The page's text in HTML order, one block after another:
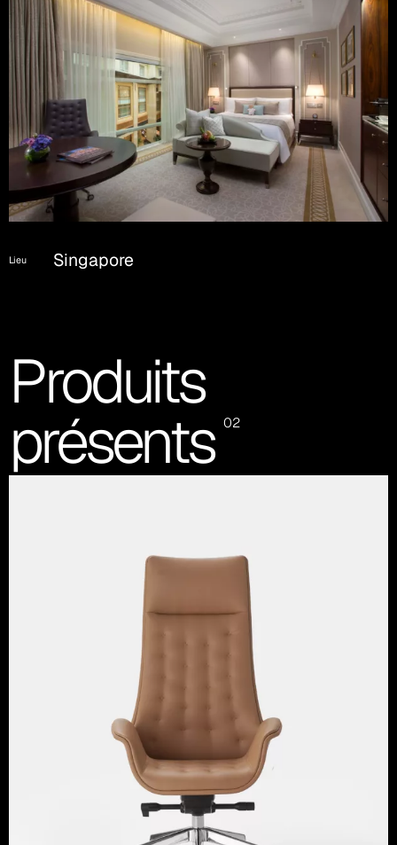
Lieu Singapore
Produits
présents 02